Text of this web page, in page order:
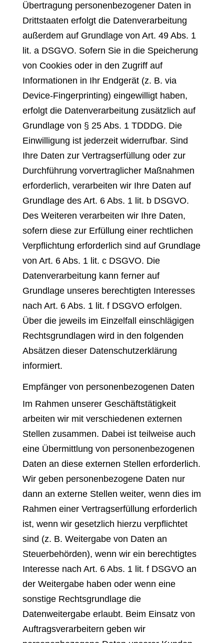
Übertragung personenbezogener Daten in
Drittstaaten erfolgt die Datenverarbeitung
außerdem auf Grundlage von Art. 49 Abs. 1
lit. a DSGVO. Sofern Sie in die Speicherung
von Cookies oder in den Zugriff auf
Informationen in Ihr Endgerät (z. B. via
Device-Fingerprinting) eingewilligt haben,
erfolgt die Datenverarbeitung zusätzlich auf
Grundlage von § 25 Abs. 1 TDDDG. Die
Einwilligung ist jederzeit widerrufbar. Sind
Ihre Daten zur Vertragserfüllung oder zur
Durchführung vorvertraglicher Maßnahmen
erforderlich, verarbeiten wir Ihre Daten auf
Grundlage des Art. 6 Abs. 1 lit. b DSGVO.
Des Weiteren verarbeiten wir Ihre Daten,
sofern diese zur Erfüllung einer rechtlichen
Verpflichtung erforderlich sind auf Grundlage
von Art. 6 Abs. 1 lit. c DSGVO. Die
Datenverarbeitung kann ferner auf
Grundlage unseres berechtigten Interesses
nach Art. 6 Abs. 1 lit. f DSGVO erfolgen.
Über die jeweils im Einzelfall einschlägigen
Rechtsgrundlagen wird in den folgenden
Absätzen dieser Datenschutzerklärung
informiert.
Empfänger von personenbezogenen Daten
Im Rahmen unserer Geschäftstätigkeit
arbeiten wir mit verschiedenen externen
Stellen zusammen. Dabei ist teilweise auch
eine Übermittlung von personenbezogenen
Daten an diese externen Stellen erforderlich.
Wir geben personenbezogene Daten nur
dann an externe Stellen weiter, wenn dies im
Rahmen einer Vertragserfüllung erforderlich
ist, wenn wir gesetzlich hierzu verpflichtet
sind (z. B. Weitergabe von Daten an
Steuerbehörden), wenn wir ein berechtigtes
Interesse nach Art. 6 Abs. 1 lit. f DSGVO an
der Weitergabe haben oder wenn eine
sonstige Rechtsgrundlage die
Datenweitergabe erlaubt. Beim Einsatz von
Auftragsverarbeitern geben wir